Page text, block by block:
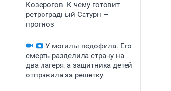
Козерогов. К чему готовит
ретроградный Сатурн —
прогноз
У могилы педофила. Его
смерть разделила страну на
два лагеря, а защитника детей
отправила за решетку